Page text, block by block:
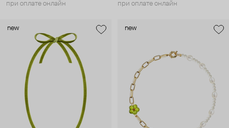
при оплате онлайн
при оплате онлайн
new new